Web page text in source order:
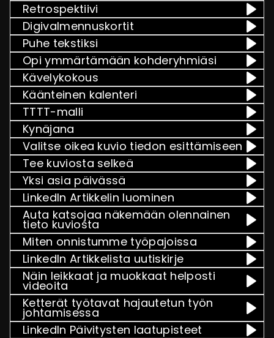
Retrospektiivi
Digivalmennuskortit
Puhe tekstiksi
Opi ymmärtämään kohderyhmiäsi
Kävelykokous
Käänteinen kalenteri
TTTT-malli
Kynäjana
Valitse oikea kuvio tiedon esittämiseen
Tee kuviosta selkeä
Yksi asia päivässä
LinkedIn Artikkelin luominen
Auta katsojaa näkemään olennainen
tieto kuviosta
Miten onnistumme työpajoissa
LinkedIn Artikkelista uutiskirje
Näin leikkaat ja muokkaat helposti
videoita
Ketterät työtavat hajautetun työn
johtamisessa
LinkedIn Päivitysten laatupisteet